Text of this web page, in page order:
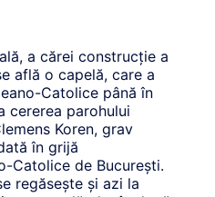
a cărei construcţie a
află o capelă, care a
Catolice până în
cererea parohului
Koren, grav
în grijă
Catolice de Bucureşti.
regăsește și azi la